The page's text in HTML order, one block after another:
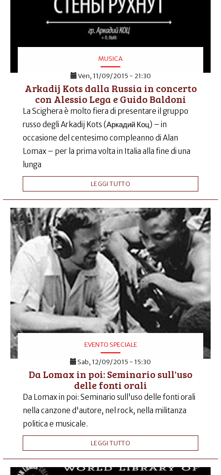
MUSICA
Ven, 11/09/2015 - 21:30
Arkadij Kots dalla Russia in concerto
con Alessio Lega e Guido Baldoni
La Scighera è molto fiera di presentare il gruppo
russo degli Arkadij Kots (Аркадий Коц) – in
occasione del centesimo compleanno di Alan
Lomax – per la prima volta in Italia alla fine di una
lunga
LEGGI TUTTO
EVENTO SPECIALE
Sab, 12/09/2015 - 15:30
Da Lomax in poi: Seminario sull'uso
delle fonti orali
Da Lomax in poi: Seminario sull'uso delle fonti orali
nella canzone d'autore, nel rock, nella militanza
politica e musicale.
LEGGI TUTTO